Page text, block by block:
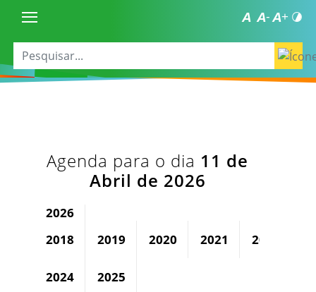
Agenda para o dia 11 de
Abril de 2026
2026
2018
2019 2020 2021 2022
2024 2025